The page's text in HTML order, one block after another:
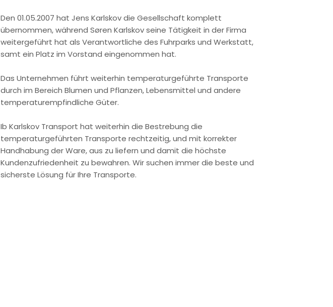
Den 01.05.2007 hat Jens Karlskov die Gesellschaft komplett
übernommen, während Søren Karlskov seine Tätigkeit in der Firma
weitergeführt hat als Verantwortliche des Fuhrparks und Werkstatt,
samt ein Platz im Vorstand eingenommen hat.
Das Unternehmen führt weiterhin temperaturgeführte Transporte
durch im Bereich Blumen und Pflanzen, Lebensmittel und andere
temperaturempfindliche Güter.
Ib Karlskov Transport hat weiterhin die Bestrebung die
temperaturgeführten Transporte rechtzeitig, und mit korrekter
Handhabung der Ware, aus zu liefern und damit die höchste
Kundenzufriedenheit zu bewahren. Wir suchen immer die beste und
sicherste Lösung für Ihre Transporte.